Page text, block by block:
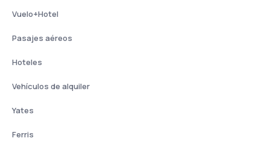
Vuelo+Hotel
Pasajes aéreos
Hoteles
Vehículos de alquiler
Yates
Ferris